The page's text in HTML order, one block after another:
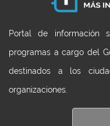
Portal de información
programas a cargo del
destinados a los
organizaciones.